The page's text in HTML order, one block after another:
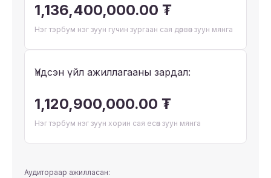
1,136,400,000.00 ₮
Нэг тэрбум нэг зуун гучин зургаан сая дөрвөн зуун мянга
Үндсэн үйл ажиллагааны зардал:
1,120,900,000.00 ₮
Нэг тэрбум нэг зуун хорин сая есөн зуун мянга
Аудитораар ажилласан: